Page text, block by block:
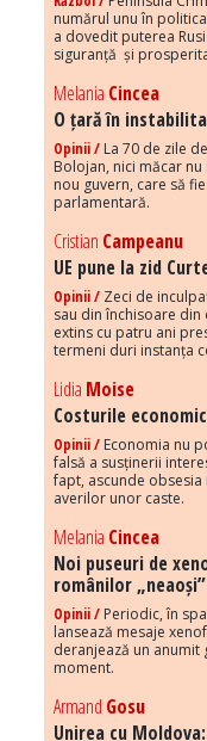
numărul unu în
a dovedit puterea
siguranță și
Melania Cincea
O țară în
Opinii / La 70 de zile
Bolojan, nici măcar
nou guvern, care să
parlamentară.
Cristian Campeanu
UE pune la zid
Opinii / Zeci de
sau din închisoare din
extins cu patru ani
termeni duri instanța
Lidia Moise
Costurile
Opinii / Economia nu
falsă a susținerii
fapt, ascunde
averilor unor caste.
Melania Cincea
Noi puseuri de
românilor „neaoși”
Opinii / Periodic, în
lansează mesaje
deranjează un
moment.
Armand Gosu
Unirea cu